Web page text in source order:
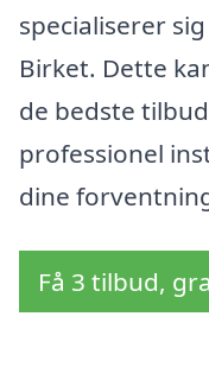
specialiserer
Birket. Dette
de bedste
professionel
dine
Få 3 tilbud,